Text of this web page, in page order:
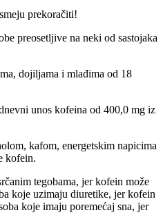
prekoračiti!
preosetljive na neki od sastojaka
dojiljama i mlađima od 18
unos kofeina od 400,0 mg iz
kafom, energetskim napicima
kofein.
tegobama, jer kofein može
koje uzimaju diuretike, jer kofein
koje imaju poremećaj sna, jer